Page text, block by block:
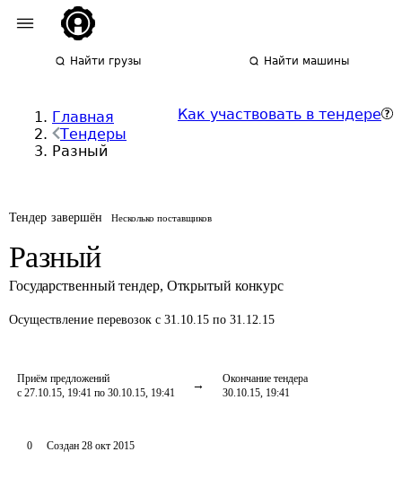
Найти грузы Найти машины
Главная
Тендеры
Разный
Как участвовать в тендере
Тендер завершён Несколько поставщиков
Разный
Государственный тендер, Открытый конкурс
Осуществление перевозок с 31.10.15 по 31.12.15
Приём предложений
с 27.10.15, 19:41 по 30.10.15, 19:41
Окончание тендера
30.10.15, 19:41
0 Создан 28 окт 2015